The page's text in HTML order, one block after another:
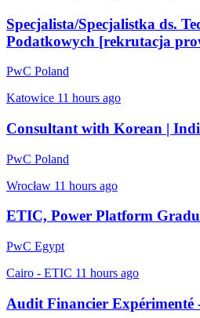
Specjalista/Specjalistka ds.
Podatkowych [rekrutacja
PwC Poland
Katowice 11 hours ago
Consultant with Korean |
PwC Poland
Wrocław 11 hours ago
ETIC, Power Platform
PwC Egypt
Cairo - ETIC 11 hours ago
Audit Financier Expérimenté